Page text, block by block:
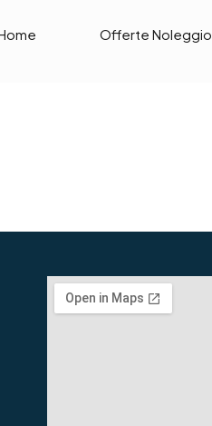
Offerte Noleggio